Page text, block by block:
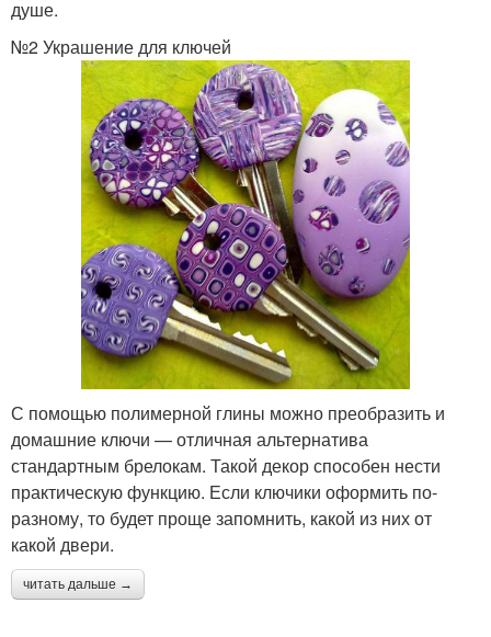
душе.
№2 Украшение для ключей
С помощью полимерной глины можно преобразить и
домашние ключи — отличная альтернатива
стандартным брелокам. Такой декор способен нести
практическую функцию. Если ключики оформить по-
разному, то будет проще запомнить, какой из них от
какой двери.
читать дальше →